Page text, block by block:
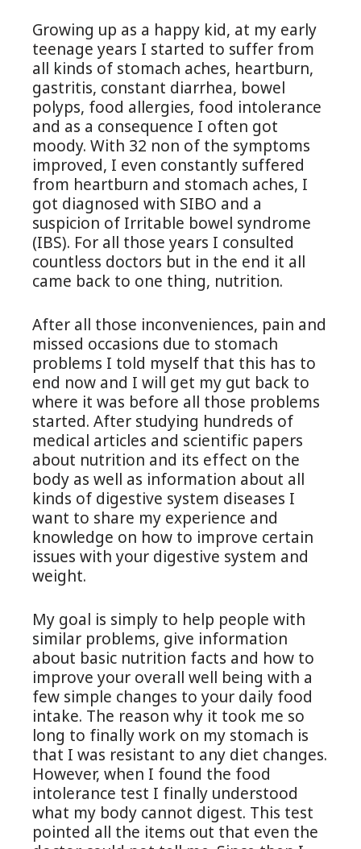
Growing up as a happy kid, at my early
teenage years I started to suffer from
all kinds of stomach aches, heartburn,
gastritis, constant diarrhea, bowel
polyps, food allergies, food intolerance
and as a consequence I often got
moody. With 32 non of the symptoms
improved, I even constantly suffered
from heartburn and stomach aches, I
got diagnosed with SIBO and a
suspicion of Irritable bowel syndrome
(IBS). For all those years I consulted
countless doctors but in the end it all
came back to one thing, nutrition.
After all those inconveniences, pain and
missed occasions due to stomach
problems I told myself that this has to
end now and I will get my gut back to
where it was before all those problems
started. After studying hundreds of
medical articles and scientific papers
about nutrition and its effect on the
body as well as information about all
kinds of digestive system diseases I
want to share my experience and
knowledge on how to improve certain
issues with your digestive system and
weight.
My goal is simply to help people with
similar problems, give information
about basic nutrition facts and how to
improve your overall well being with a
few simple changes to your daily food
intake. The reason why it took me so
long to finally work on my stomach is
that I was resistant to any diet changes.
However, when I found the food
intolerance test I finally understood
what my body cannot digest. This test
pointed all the items out that even the